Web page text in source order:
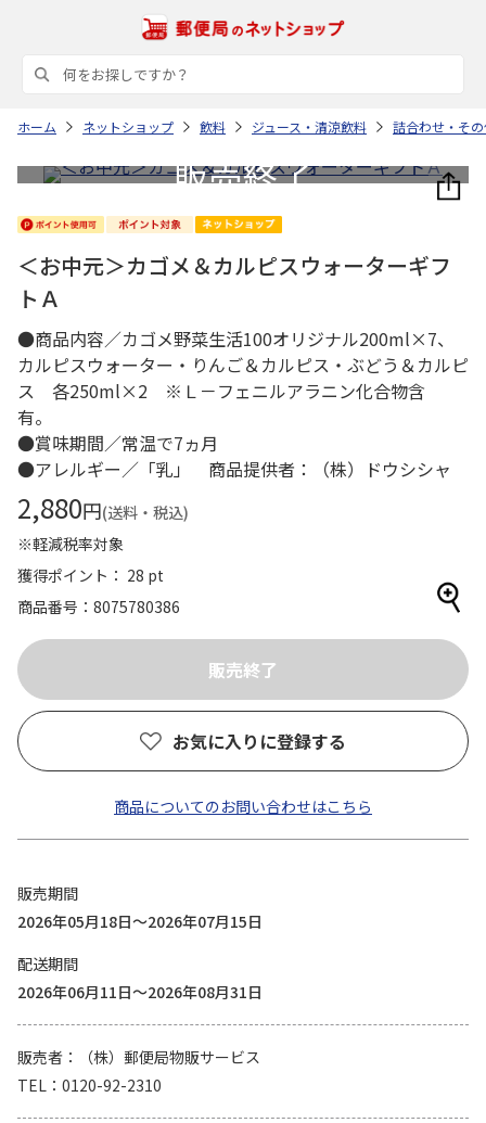
ホーム ネットショップ 飲料 ジュース・清涼飲料 詰合わせ・そ
＜お中元＞カゴメ＆カルピスウォーターギフ
トＡ
●商品内容／カゴメ野菜生活100オリジナル200ml×7、
カルピスウォーター・りんご＆カルピス・ぶどう＆カルピ
ス 各250ml×2 ※Ｌ－フェニルアラニン化合物含
有。
●賞味期間／常温で7ヵ月
●アレルギー／「乳」 商品提供者：（株）ドウシシャ
2,880円(送料・税込)
※軽減税率対象
獲得ポイント： 28 pt
商品番号
8075780386
お気に入りに登録する
商品についてのお問い合わせはこちら
販売期間
2026年05月18日～2026年07月15日
配送期間
2026年06月11日～2026年08月31日
販売者
（株）郵便局物販サービス
TEL
0120-92-2310